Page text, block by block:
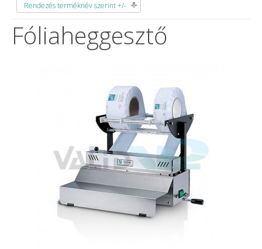
Rendezés terméknév szerint +/-
Fóliaheggesztő